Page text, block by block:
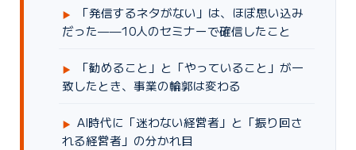
「発信するネタがない」は、ほぼ思い込み
だった——10人のセミナーで確信したこと
「勧めること」と「やっていること」が一
致したとき、事業の輪郭は変わる
AI時代に「迷わない経営者」と「振り回さ
れる経営者」の分かれ目